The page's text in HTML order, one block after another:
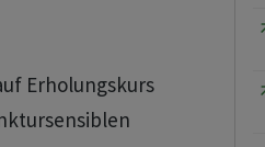
Erholungskurs